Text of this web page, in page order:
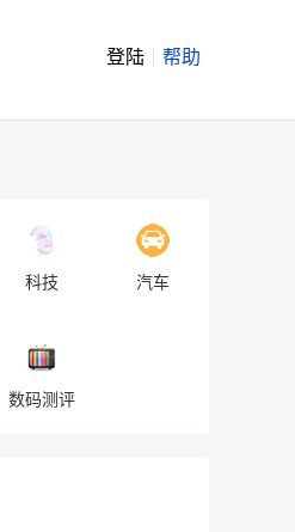
登陆 帮助
科技 汽车
数码测评